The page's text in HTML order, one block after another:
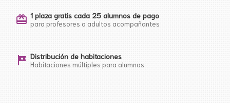
card_giftcard 1 plaza gratis cada 25 alumnos de pago
para profesores o adultos acompañantes
tour Distribución de habitaciones
Habitaciones múltiples para alumnos